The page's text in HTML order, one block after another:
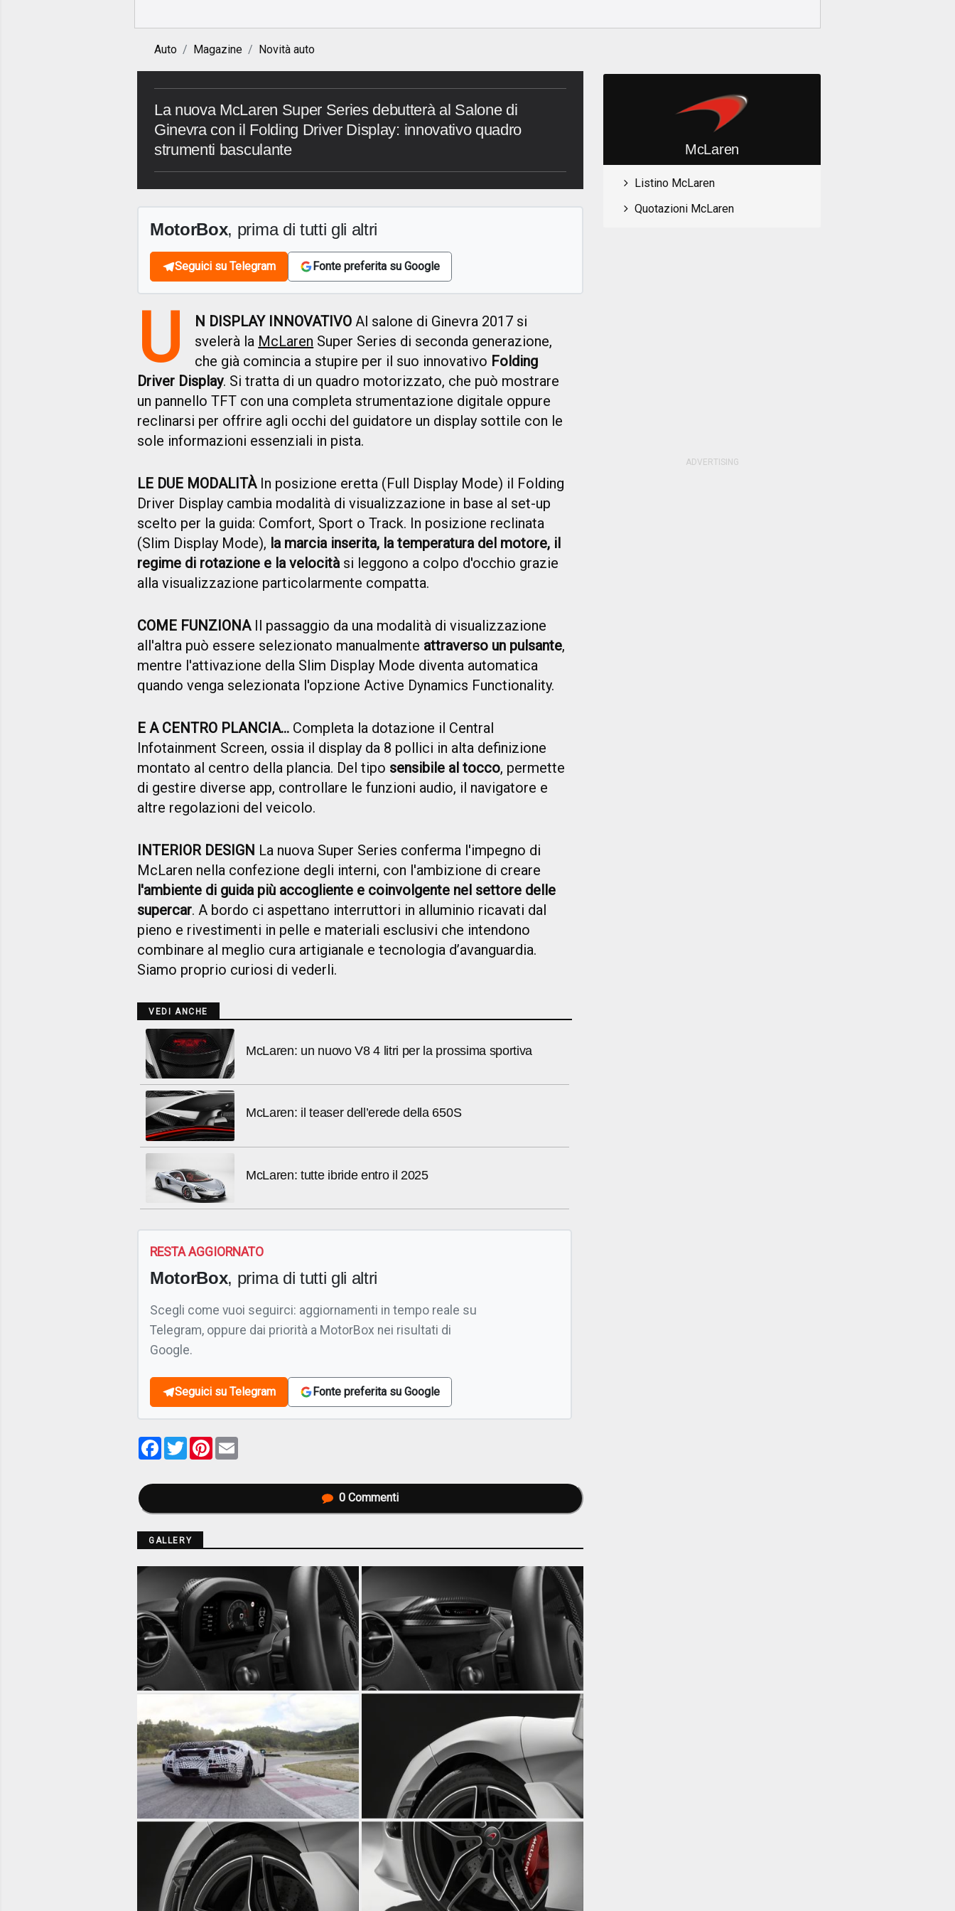
Auto Magazine Novità auto
La nuova McLaren Super Series debutterà al Salone di
Ginevra con il Folding Driver Display: innovativo quadro
strumenti basculante
MotorBox, prima di tutti gli altri
Seguici su Telegram Fonte preferita su Google
U N DISPLAY INNOVATIVO Al salone di Ginevra 2017 si
svelerà la McLaren Super Series di seconda generazione,
che già comincia a stupire per il suo innovativo Folding
Driver Display. Si tratta di un quadro motorizzato, che può mostrare
un pannello TFT con una completa strumentazione digitale oppure
reclinarsi per offrire agli occhi del guidatore un display sottile con le
sole informazioni essenziali in pista.
LE DUE MODALITÀIn posizione eretta (Full Display Mode) il Folding
Driver Display cambia modalità di visualizzazione in base al set-up
scelto per la guida: Comfort, Sport o Track. In posizione reclinata
(Slim Display Mode), la marcia inserita, la temperatura del motore, il
regime di rotazione e la velocitàsi leggono a colpo d'occhio grazie
alla visualizzazione particolarmente compatta.
COME FUNZIONAIl passaggio da una modalità di visualizzazione
all'altra può essere selezionato manualmente attraverso un pulsante,
mentre l'attivazione della Slim Display Mode diventa automatica
quando venga selezionata l'opzione Active Dynamics Functionality.
E A CENTRO PLANCIA... Completa la dotazione il Central
Infotainment Screen, ossia il display da 8 pollici in alta definizione
montato al centro della plancia. Del tipo sensibile al tocco, permette
di gestire diverse app, controllare le funzioni audio, il navigatore e
altre regolazioni del veicolo.
INTERIOR DESIGN La nuova Super Series conferma l'impegno di
McLaren nella confezione degli interni, con l'ambizione di creare
l'ambiente di guida più accogliente e coinvolgente nel settore delle
supercar. A bordo ci aspettano interruttori in alluminio ricavati dal
pieno e rivestimenti in pelle e materiali esclusivi che intendono
combinare al meglio cura artigianale e tecnologia d’avanguardia.
Siamo proprio curiosi di vederli.
VEDI ANCHE
McLaren: un nuovo V8 4 litri per la prossima sportiva
McLaren: il teaser dell’erede della 650S
McLaren: tutte ibride entro il 2025
RESTA AGGIORNATO
MotorBox, prima di tutti gli altri
Scegli come vuoi seguirci: aggiornamenti in tempo reale su
Telegram, oppure dai priorità a MotorBox nei risultati di
Google.
Seguici su Telegram Fonte preferita su Google
Facebook
TwitterPinterest
0 Commenti
GALLERY
McLaren
Listino McLaren
Quotazioni McLaren